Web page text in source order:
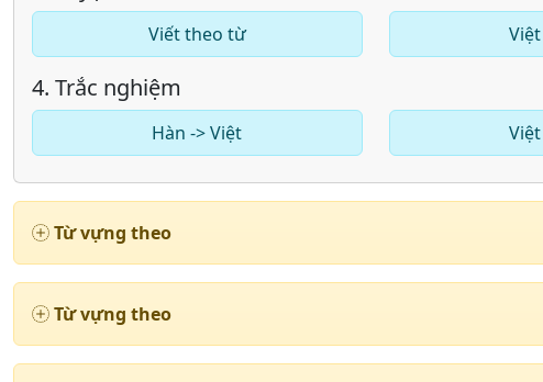
Viết theo từ
4. Trắc nghiệm
Hàn -> Việt
Từ vựng theo
Từ vựng theo